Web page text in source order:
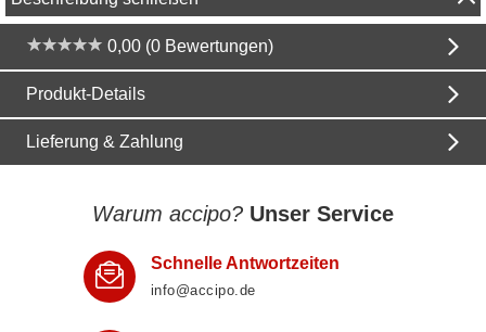
0,00 (0 Bewertungen)
Produkt-Details
Lieferung & Zahlung
Warum accipo? Unser Service
Schnelle Antwortzeiten
info@accipo.de